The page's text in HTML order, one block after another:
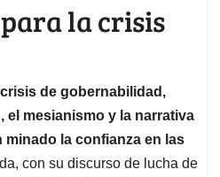
la crisis
de gobernabilidad,
el mesianismo y la narrativa
la confianza en las
con su discurso de lucha de